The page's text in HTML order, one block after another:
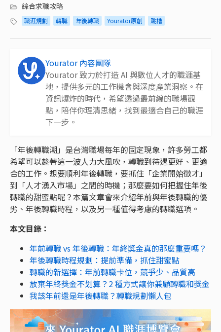
綜合求職攻略
職涯規劃 轉職 年後轉職 Yourator原創 跳槽
Yourator 內容團隊
Yourator 致力於打造 AI 與數位人才的職涯基
地，提供多元的工作機會與深度產業洞察。在
資訊爆炸的時代，希望透過最前線的職場觀
點，陪伴你理清思緒，找到最適合自己的職涯
下一步。
「年後轉職潮」是台灣職場每年的固定現象，許多勞工都
希望可以趁著這一波人力大風吹，轉職到待遇更好、更適
合的工作。想要順利年後轉職，要抓住「企業開始徵才」
到「人才湧入市場」之間的時機；那麼要如何把握住年後
轉職的甜蜜點呢？本篇文章會來介紹年前與年後轉職的優
劣、年後轉職時程，以及另一種值得考慮的轉職選項。
本文目錄：
年前轉職 vs 年後轉職：年終獎金真的那麼重要嗎？
年後轉職時程規劃：提前準備，抓住甜蜜點
轉職的新選擇：年前轉職卡位，競爭少、品質高
放棄年終獎金不划算？2 種方式讓你兼顧轉職和獎金
我該年前還是年後轉職？轉職規劃懶人包